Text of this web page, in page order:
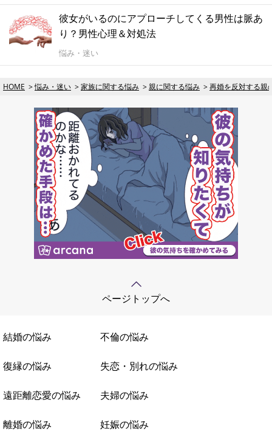
彼女がいるのにアプローチしてくる男性は脈あ
り？男性心理＆対処法
悩み・迷い
HOME 悩み・迷い 家族に関する悩み 親に関する悩み 再婚を反対する親
ページトップへ
結婚の悩み 不倫の悩み
復縁の悩み 失恋・別れの悩み
遠距離恋愛の悩み 夫婦の悩み
離婚の悩み 妊娠の悩み